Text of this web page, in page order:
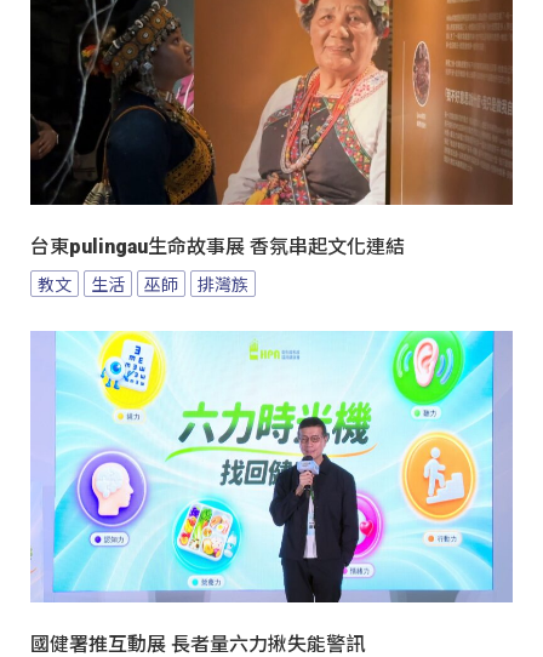
台東pulingau生命故事展 香氛串起文化連結
教文 生活 巫師 排灣族
國健署推互動展 長者量六力揪失能警訊